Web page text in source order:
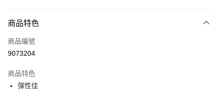
信用卡一次付款
超商取貨付款
Apple Pay
商品特色
商品編號
9073204
商品特色
彈性佳